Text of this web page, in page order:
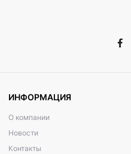
ИНФОРМАЦИЯ
О компании
Новости
Контакты